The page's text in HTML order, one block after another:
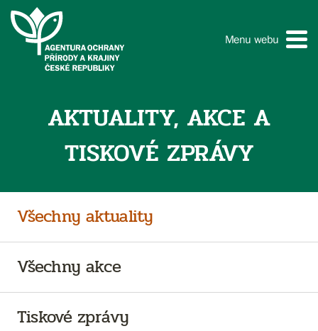
Menu webu
AKTUALITY, AKCE A
TISKOVÉ ZPRÁVY
Všechny aktuality
Všechny akce
Tiskové zprávy